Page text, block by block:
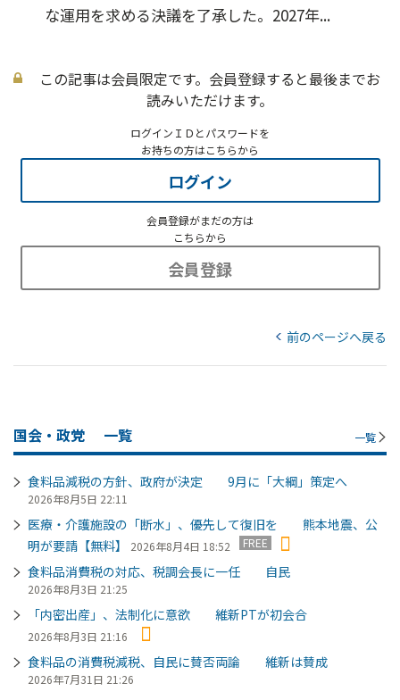
な運用を求める決議を了承した。2027年...
この記事は会員限定です。会員登録すると最後までお
読みいただけます。
ログインＩＤとパスワードを
お持ちの方はこちらから
ログイン
会員登録がまだの方は
こちらから
会員登録
前のページへ戻る
国会・政党 一覧 一覧
食料品減税の方針、政府が決定 9月に「大綱」策定へ
2026年8月5日 22:11
医療・介護施設の「断水」、優先して復旧を 熊本地震、公
明が要請【無料】
2026年8月4日 18:52 FREE
食料品消費税の対応、税調会長に一任 自民
2026年8月3日 21:25
「内密出産」、法制化に意欲 維新PTが初会合
2026年8月3日 21:16
食料品の消費税減税、自民に賛否両論 維新は賛成
2026年7月31日 21:26